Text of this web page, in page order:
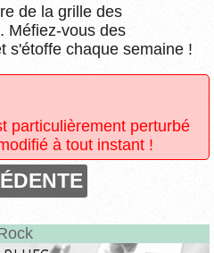
de la grille des
Méfiez-vous des
s'étoffe chaque semaine !
particulièrement perturbé
à tout instant !